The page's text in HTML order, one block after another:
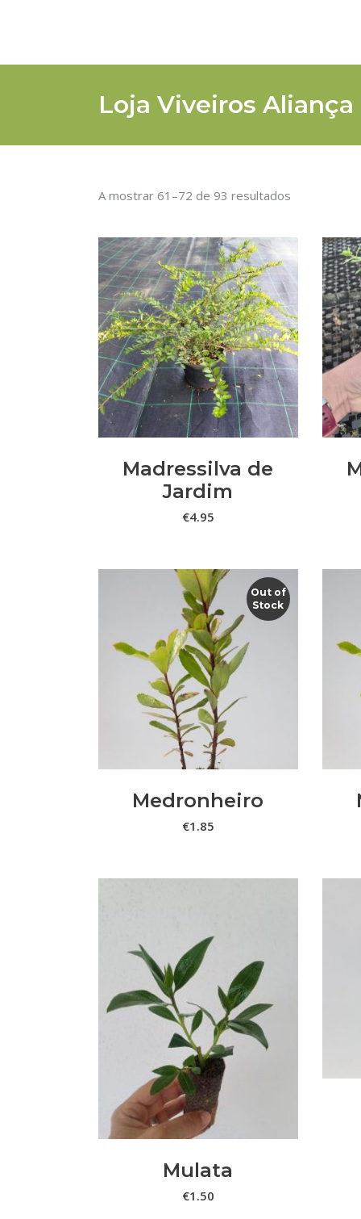
Loja Viveiros Aliança
A mostrar 61–72 de 93 resultados
ADICIONAR
Madressilva de
Jardim
€4.95
Out of
Stock
LER MAIS
Medronheiro
€1.85
ADICIONAR
Mulata
€1.50